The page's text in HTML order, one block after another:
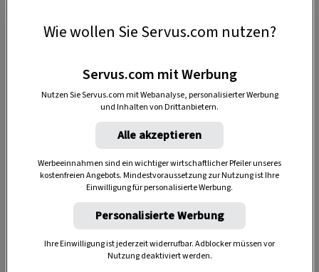
Wie wollen Sie Servus.com nutzen?
Servus.com mit Werbung
Nutzen Sie Servus.com mit Webanalyse, personalisierter Werbung
und Inhalten von Drittanbietern.
Alle akzeptieren
Werbeeinnahmen sind ein wichtiger wirtschaftlicher Pfeiler unseres
kostenfreien Angebots. Mindestvoraussetzung zur Nutzung ist Ihre
Einwilligung für personalisierte Werbung.
Personalisierte Werbung
Ihre Einwilligung ist jederzeit widerrufbar. Adblocker müssen vor
Nutzung deaktiviert werden.